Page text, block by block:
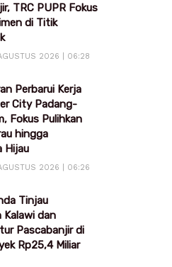
TRC PUPR Fokus
di Titik
2026 | 06:28
Perbarui Kerja
City Padang-
Fokus Pulihkan
hingga
Hijau
2026 | 06:26
Tinjau
dan
Pascabanjir di
Rp25,4 Miliar